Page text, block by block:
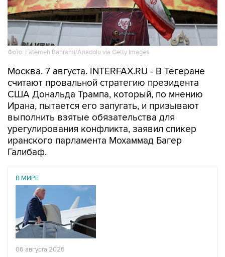
Фото: Fatemeh Bahrami/Anadolu via Getty Images
Москва. 7 августа. INTERFAX.RU - В Тегеране
считают провальной стратегию президента
США Дональда Трампа, который, по мнению
Ирана, пытается его запугать, и призывают
выполнить взятые обязательства для
урегулирования конфликта, заявил спикер
иранского парламента Мохаммад Багер
Галибаф.
В МИРЕ
06 августа 2026